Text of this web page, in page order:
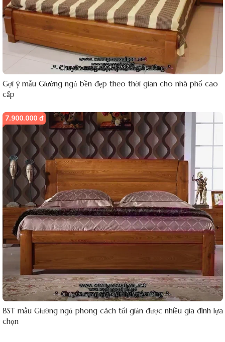
Gợi ý mẫu Giường ngủ bền đẹp theo thời gian cho nhà phố cao
cấp
7.900.000 đ
BST mẫu Giường ngủ phong cách tối giản được nhiều gia đình lựa
chọn